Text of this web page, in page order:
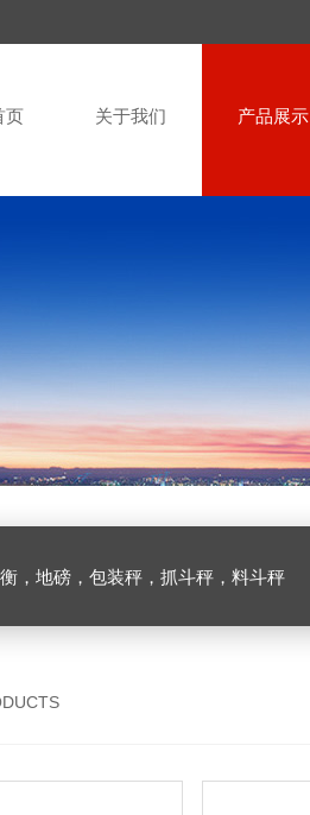
页 关于我们 产品展示
，地磅，包装秤，抓斗秤，料斗秤